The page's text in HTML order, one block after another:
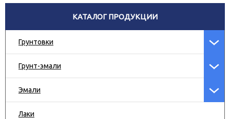
КАТАЛОГ ПРОДУКЦИИ
Грунтовки
Грунт-эмали
Эмали
Лаки